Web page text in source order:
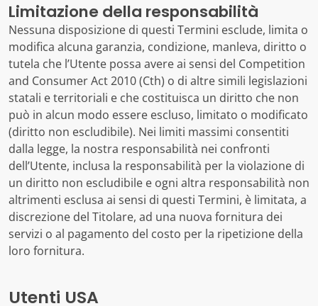
Limitazione della responsabilità
Nessuna disposizione di questi Termini esclude, limita o
modifica alcuna garanzia, condizione, manleva, diritto o
tutela che l’Utente possa avere ai sensi del Competition
and Consumer Act 2010 (Cth) o di altre simili legislazioni
statali e territoriali e che costituisca un diritto che non
può in alcun modo essere escluso, limitato o modificato
(diritto non escludibile). Nei limiti massimi consentiti
dalla legge, la nostra responsabilità nei confronti
dell’Utente, inclusa la responsabilità per la violazione di
un diritto non escludibile e ogni altra responsabilità non
altrimenti esclusa ai sensi di questi Termini, è limitata, a
discrezione del Titolare, ad una nuova fornitura dei
servizi o al pagamento del costo per la ripetizione della
loro fornitura.
Utenti USA